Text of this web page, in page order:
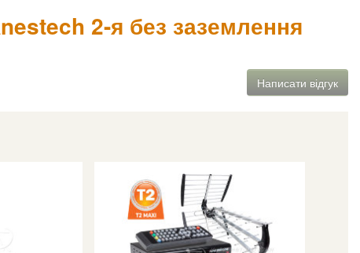
2-я без заземлення
Написати відгук